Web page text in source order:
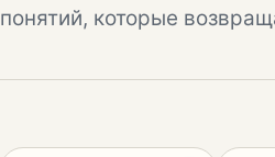
понятий, которые